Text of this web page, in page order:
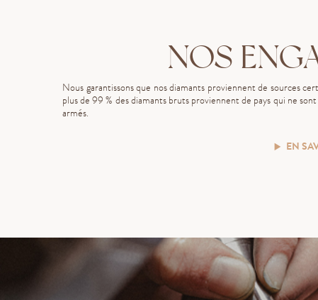
NOS
Nous garantissons que nos diamants proviennent de sources
plus de 99 % des diamants bruts proviennent de pays qui ne
armés.
EN